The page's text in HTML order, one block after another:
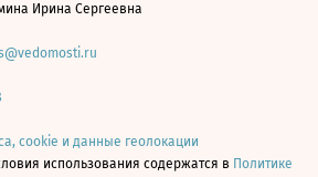
Ирина Сергеевна
cookie и данные геолокации
использования содержатся в Политике